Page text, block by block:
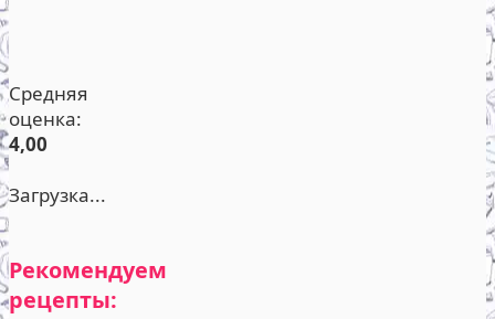
Средняя
оценка:
4,00
Загрузка...
Рекомендуем
рецепты: